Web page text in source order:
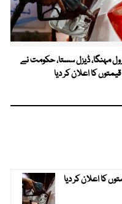
مہنگا، ڈیزل سستا، حکومت نے
کا اعلان کر دیا
کا اعلان کر دیا